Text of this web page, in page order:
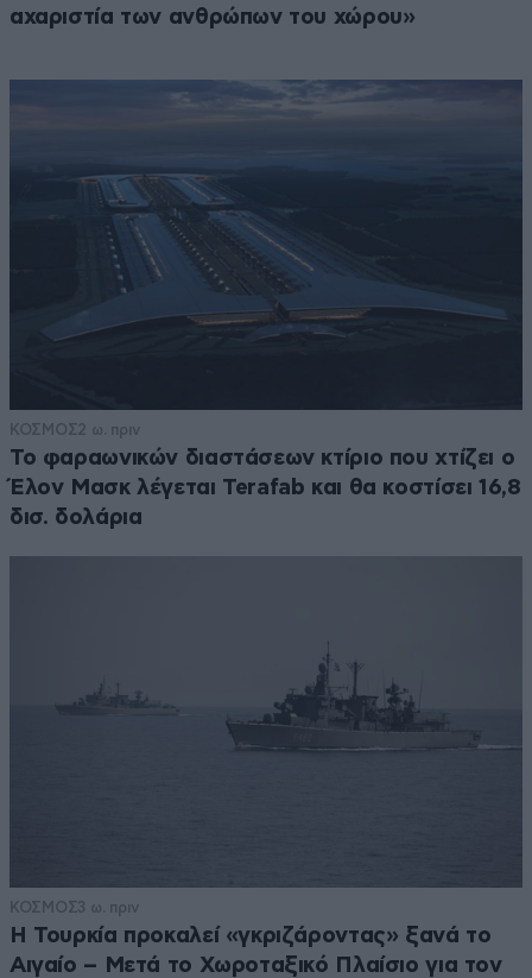
αχαριστία των ανθρώπων του χώρου»
ΚΟΣΜΟΣ2 ω. πριν
Το φαραωνικών διαστάσεων κτίριο που χτίζει ο
Έλον Μασκ λέγεται Terafab και θα κοστίσει 16,8
δισ. δολάρια
ΚΟΣΜΟΣ3 ω. πριν
Η Τουρκία προκαλεί «γκριζάροντας» ξανά το
Αιγαίο – Μετά το Χωροταξικό Πλαίσιο για τον